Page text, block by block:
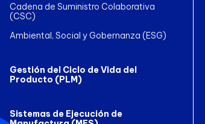
Cadena de Suministro Colaborativa
(CSC)
Ambiental, Social y Gobernanza (ESG)
Gestión del Ciclo de Vida del
Producto (PLM)
Sistemas de Ejecución de